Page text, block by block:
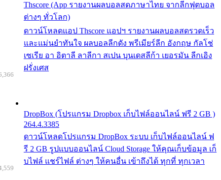
Thscore (App รายงานผลบอลสดภาษาไทย จากลีกฟุตบอล
ต่างๆ ทั่วโลก)
ดาวน์โหลดแอป Thscore แอปฯ รายงานผลบอลสดรวดเร็ว
และแม่นยำทันใจ ผลบอลลีกดัง พรีเมียร์ลีก อังกฤษ กัลโช่
เซเรีย อา อิตาลี ลาลีกา สเปน บุนเดสลีก้า เยอรมัน ลีกเอิง
ฝรั่งเศส
DropBox (โปรแกรม Dropbox เก็บไฟล์ออนไลน์ ฟรี 2 GB )
264.4.3385
ดาวน์โหลดโปรแกรม DropBox ระบบ เก็บไฟล์ออนไลน์ ฟ
รี 2 GB รูปแบบออนไลน์ Cloud Storage ให้คุณเก็บข้อมูล เก็
บไฟล์ แชร์ไฟล์ ต่างๆ ให้คนอื่น เข้าถึงได้ ทุกที่ ทุกเวลา